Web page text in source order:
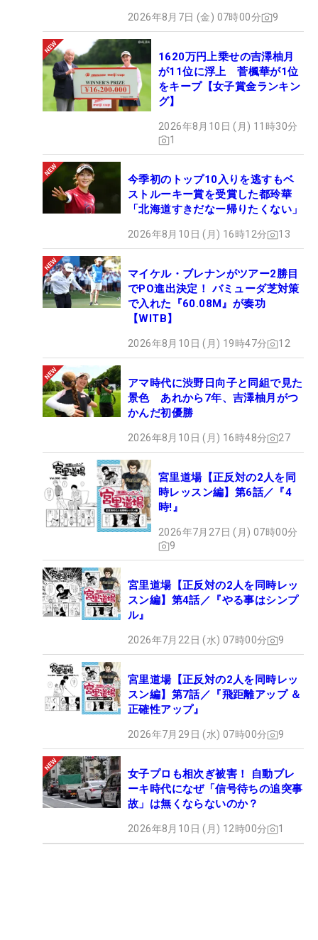
2026年8月7日 (金) 07時00分 9
1620万円上乗せの吉澤柚月
が11位に浮上 菅楓華が1位
をキープ【女子賞金ランキン
グ】
2026年8月10日 (月) 11時30分
1
今季初のトップ10入りを逃すもベ
ストルーキー賞を受賞した都玲華
「北海道すきだなー帰りたくない」
2026年8月10日 (月) 16時12分 13
マイケル・ブレナンがツアー2勝目
でPO進出決定！ バミューダ芝対策
で入れた『60.08M』が奏功
【WITB】
2026年8月10日 (月) 19時47分 12
アマ時代に渋野日向子と同組で見た
景色 あれから7年、吉澤柚月がつ
かんだ初優勝
2026年8月10日 (月) 16時48分 27
宮里道場【正反対の2人を同
時レッスン編】第6話／『4
時!』
2026年7月27日 (月) 07時00分
9
宮里道場【正反対の2人を同時レッ
スン編】第4話／『やる事はシンプ
ル』
2026年7月22日 (水) 07時00分 9
宮里道場【正反対の2人を同時レッ
スン編】第7話／『飛距離アップ ＆
正確性アップ』
2026年7月29日 (水) 07時00分 9
女子プロも相次ぎ被害！ 自動ブレ
ーキ時代になぜ「信号待ちの追突事
故」は無くならないのか？
2026年8月10日 (月) 12時00分 1